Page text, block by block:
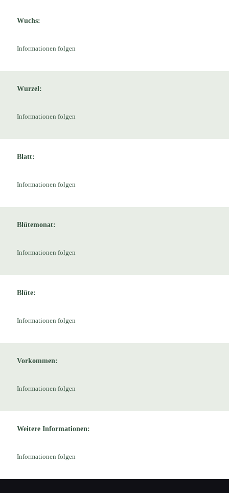
Wuchs:
Informationen folgen
Wurzel:
Informationen folgen
Blatt:
Informationen folgen
Blütemonat:
Informationen folgen
Blüte:
Informationen folgen
Vorkommen:
Informationen folgen
Weitere Informationen:
Informationen folgen